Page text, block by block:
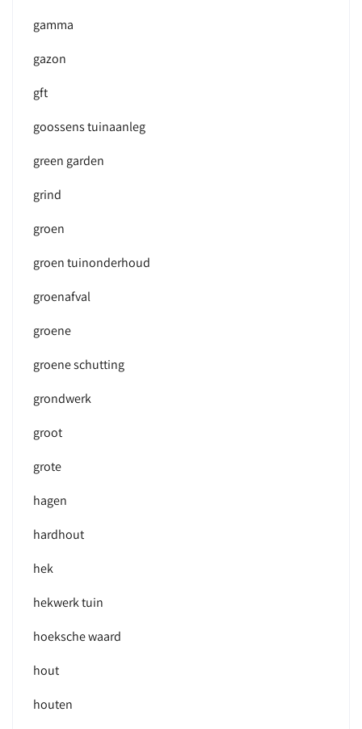
gamma
gazon
gft
goossens tuinaanleg
green garden
grind
groen
groen tuinonderhoud
groenafval
groene
groene schutting
grondwerk
groot
grote
hagen
hardhout
hek
hekwerk tuin
hoeksche waard
hout
houten